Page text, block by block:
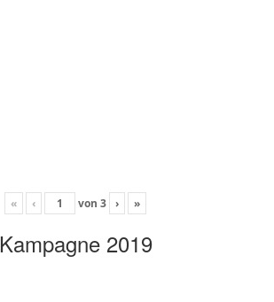
« ‹ von 3 › »
Kampagne 2019